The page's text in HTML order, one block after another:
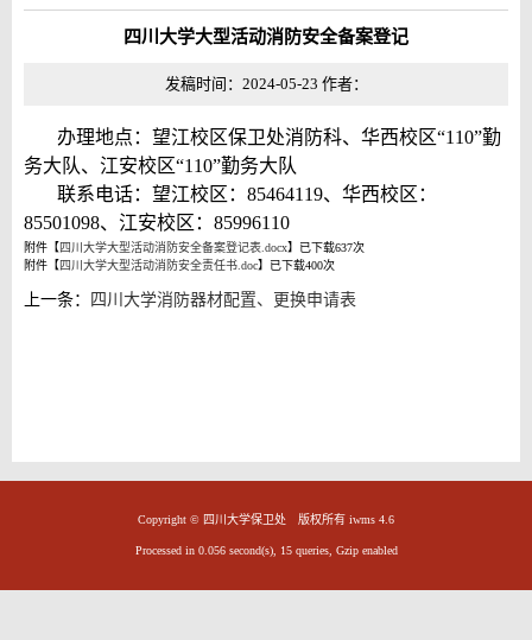
四川大学大型活动消防安全备案登记
发稿时间：2024-05-23 作者：
办理地点：望江校区保卫处消防科、华西校区“110”勤
务大队、江安校区“110”勤务大队
联系电话：望江校区：85464119、华西校区：
85501098、江安校区：85996110
附件【四川大学大型活动消防安全备案登记表.docx】已下载637次
附件【四川大学大型活动消防安全责任书.doc】已下载400次
上一条： 四川大学消防器材配置、更换申请表
Copyright © 四川大学保卫处 版权所有 iwms 4.6
Processed in 0.056 second(s), 15 queries, Gzip enabled